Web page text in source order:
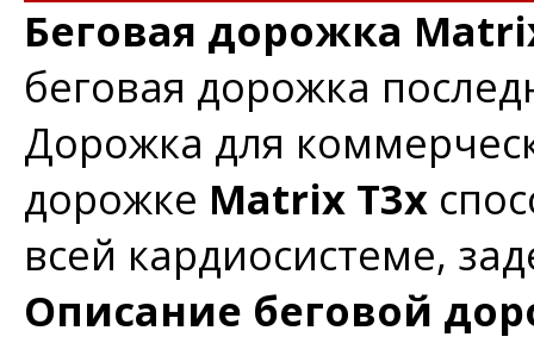
Беговая дорожка
беговая дорожка
Дорожка для
дорожке Matrix T3x
всей кардиосистеме,
Описание беговой